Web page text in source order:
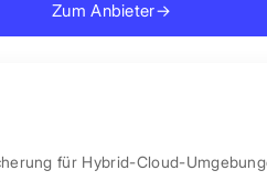
Zum Anbieter→
für Hybrid-Cloud-